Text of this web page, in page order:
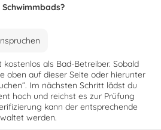
als Bad-Betreiber. Sobald
oben auf dieser Seite oder hierunter
Im nächsten Schritt lädst du
hoch und reichst es zur Prüfung
kann der entsprechende
werden.